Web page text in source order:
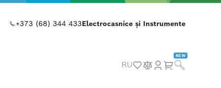
+373 (68) 344 433Electrocasnice și Instrumente
RU
NEW